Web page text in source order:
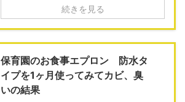
続きを見る
保育園のお食事エプロン 防水タ
イプを1ヶ月使ってみてカビ、臭
いの結果